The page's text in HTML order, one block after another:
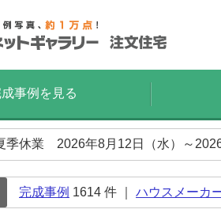
事例を見る
季休業 2026年8月12日（水）～
完成事例 1614 件 ｜ ハウスメーカ